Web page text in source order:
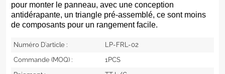
pour monter le panneau, avec une conception
antidérapante, un triangle pré-assemblé, ce sont moins
de composants pour un rangement facile.
Numéro D'article :
LP-FRL-02
Commande (MOQ) :
1PCS